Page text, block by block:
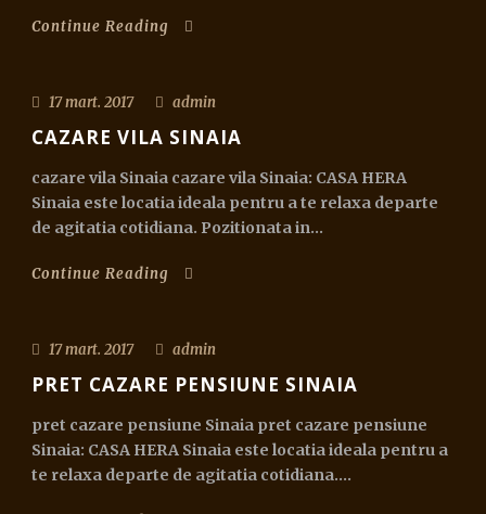
Continue Reading
17 mart. 2017 admin
CAZARE VILA SINAIA
cazare vila Sinaia cazare vila Sinaia: CASA HERA
Sinaia este locatia ideala pentru a te relaxa departe
de agitatia cotidiana. Pozitionata in...
Continue Reading
17 mart. 2017 admin
PRET CAZARE PENSIUNE SINAIA
pret cazare pensiune Sinaia pret cazare pensiune
Sinaia: CASA HERA Sinaia este locatia ideala pentru a
te relaxa departe de agitatia cotidiana....